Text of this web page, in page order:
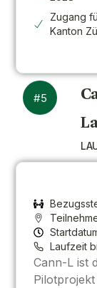
Zugang
Kanton
#5
Laufzeit
Cann-L ist